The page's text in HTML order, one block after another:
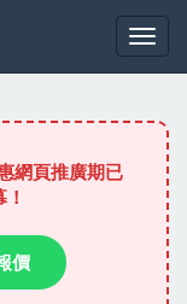
網頁推廣期已
價